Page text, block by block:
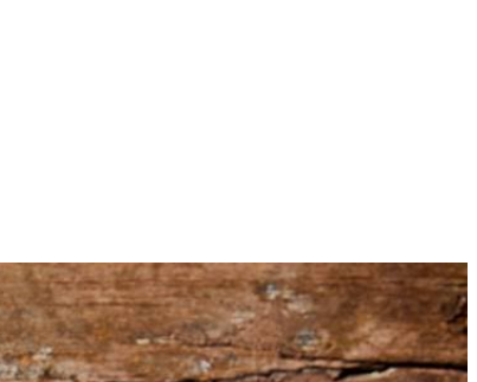
4
laag vuur in het hete water.